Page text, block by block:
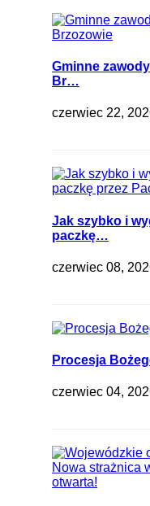
Gminne
Br…
czerwiec 22,
Jak szybko i
paczkę…
czerwiec 08,
Procesja
czerwiec 04,